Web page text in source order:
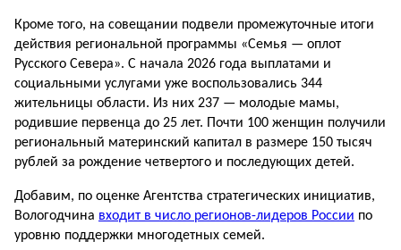
Кроме того, на совещании подвели промежуточные итоги
действия региональной программы «Семья — оплот
Русского Севера». С начала 2026 года выплатами и
социальными услугами уже воспользовались 344
жительницы области. Из них 237 — молодые мамы,
родившие первенца до 25 лет. Почти 100 женщин получили
региональный материнский капитал в размере 150 тысяч
рублей за рождение четвертого и последующих детей.
Добавим, по оценке Агентства стратегических инициатив,
Вологодчина входит в число регионов-лидеров России по
уровню поддержки многодетных семей.